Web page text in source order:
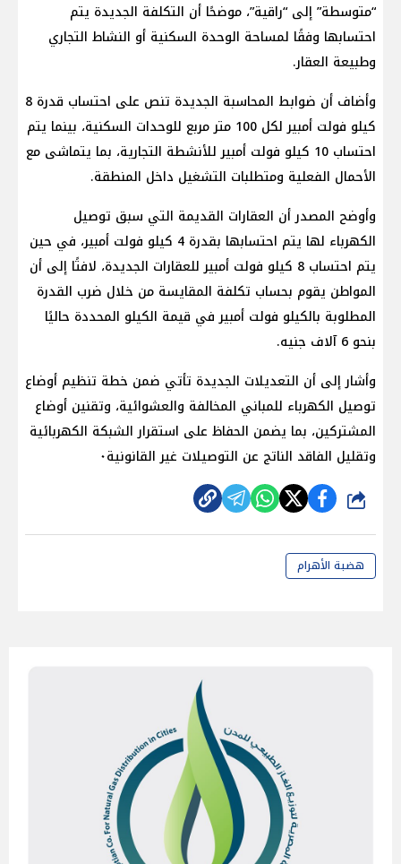
“متوسطة” إلى “راقية”، موضحًا أن التكلفة الجديدة يتم
احتسابها وفقًا لمساحة الوحدة السكنية أو النشاط التجاري
وطبيعة العقار.
وأضاف أن ضوابط المحاسبة الجديدة تنص على احتساب قدرة 8
كيلو فولت أمبير لكل 100 متر مربع للوحدات السكنية، بينما يتم
احتساب 10 كيلو فولت أمبير للأنشطة التجارية، بما يتماشى مع
الأحمال الفعلية ومتطلبات التشغيل داخل المنطقة.
وأوضح المصدر أن العقارات القديمة التي سبق توصيل
الكهرباء لها يتم احتسابها بقدرة 4 كيلو فولت أمبير، في حين
يتم احتساب 8 كيلو فولت أمبير للعقارات الجديدة، لافتًا إلى أن
المواطن يقوم بحساب تكلفة المقايسة من خلال ضرب القدرة
المطلوبة بالكيلو فولت أمبير في قيمة الكيلو المحددة حاليًا
بنحو 6 آلاف جنيه.
وأشار إلى أن التعديلات الجديدة تأتي ضمن خطة تنظيم أوضاع
توصيل الكهرباء للمباني المخالفة والعشوائية، وتقنين أوضاع
المشتركين، بما يضمن الحفاظ على استقرار الشبكة الكهربائية
وتقليل الفاقد الناتج عن التوصيلات غير القانونية٠
شارك
هضبة الأهرام